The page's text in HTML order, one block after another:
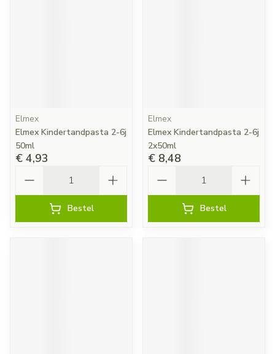
Elmex
Elmex Kindertandpasta 2-6j
50ml
€ 4,93
Bestel
Elmex
Elmex Kindertandpasta 2-6j
2x50ml
€ 8,48
Bestel